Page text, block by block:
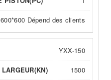
600*600 Dépend des clients
YXX-150
1500